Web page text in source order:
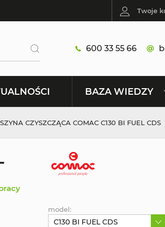
Twoje
600 33 55 66
BAZA WIEDZY
CZYSZCZĄCA COMAC C130 BI FUEL CDS
model:
C130 BI FUEL CDS